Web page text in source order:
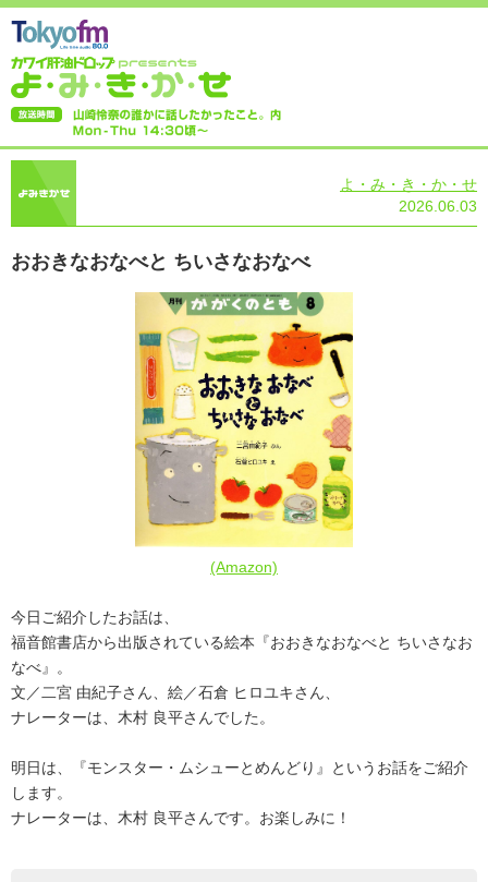
よ・み・き・か・せ
2026.06.03
おおきなおなべと ちいさなおなべ
(Amazon)
今日ご紹介したお話は、
福音館書店から出版されている絵本『おおきなおなべと ちいさなお
なべ』。
文／二宮 由紀子さん、絵／石倉 ヒロユキさん、
ナレーターは、木村 良平さんでした。
明日は、『モンスター・ムシューとめんどり』というお話をご紹介
します。
ナレーターは、木村 良平さんです。お楽しみに！